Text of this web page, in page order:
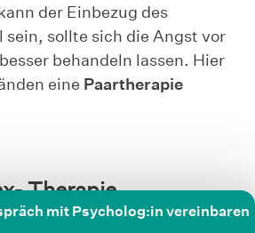
der Einbezug des
sein, sollte sich die Angst vor
behandeln lassen. Hier
eine Paartherapie
Therapie
mit Psycholog:in vereinbaren